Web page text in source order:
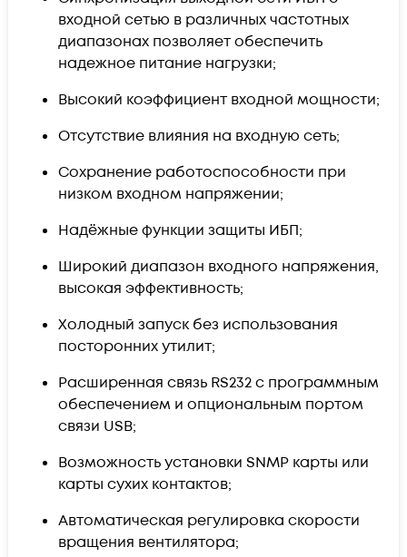
входной сетью в различных частотных
диапазонах позволяет обеспечить
надежное питание нагрузки;
Высокий коэффициент входной мощности;
Отсутствие влияния на входную сеть;
Сохранение работоспособности при
низком входном напряжении;
Надёжные функции защиты ИБП;
Широкий диапазон входного напряжения,
высокая эффективность;
Холодный запуск без использования
посторонних утилит;
Расширенная связь RS232 с программным
обеспечением и опциональным портом
связи USB;
Возможность установки SNMP карты или
карты сухих контактов;
Автоматическая регулировка скорости
вращения вентилятора;